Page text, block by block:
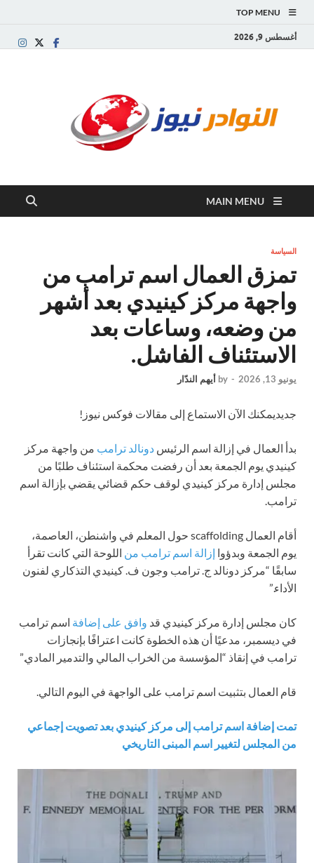
TOP MENU
أغسطس 9, 2026
والتقارير
من
العالم
MAIN MENU
السياسة
تمزق العمال اسم ترامب من
واجهة مركز كينيدي بعد أشهر
من وضعه، وساعات بعد
الاستئناف الفاشل.
يونيو 13, 2026 -
by أيهم الندّار
جديديمكنك الآن الاستماع إلى مقالات فوكس نيوز!
بدأ العمال في إزالة اسم الرئيس دونالد ترامب من واجهة مركز
كينيدي يوم الجمعة بعد أن رفضت محكمة استئناف طلبًا من
مجلس إدارة مركز كينيدي لوقف حكم قضائي يقضي بإزالة اسم
ترامب.
أقام العمال scaffolding حول المعلم في واشنطن، العاصمة،
يوم الجمعة وبدؤوا إزالة اسم ترامب من اللوحة التي كانت تقرأ
سابقًا “مركز دونالد ج. ترامب وجون ف. كينيدي التذكاري لفنون
الأداء.”
كان مجلس إدارة مركز كينيدي قد وافق على إضافة اسم ترامب
في ديسمبر، مدعيًا أن هذه الخطوة كانت اعترافًا بإنجازات
ترامب في إنقاذ “المؤسسة من الخراب المالي والتدمير المادي.”
قام العمال بتثبيت اسم ترامب على الواجهة في اليوم التالي.
تمت إضافة اسم ترامب إلى مركز كينيدي بعد تصويت إجماعي
من المجلس لتغيير اسم المبنى التاريخي